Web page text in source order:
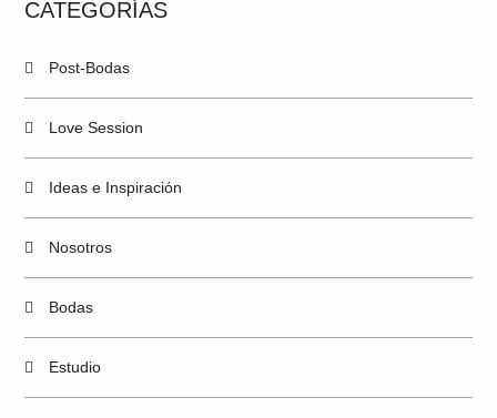
CATEGORÍAS
Post-Bodas
Love Session
Ideas e Inspiración
Nosotros
Bodas
Estudio